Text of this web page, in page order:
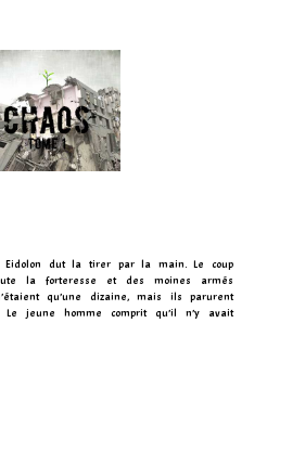
dut la tirer par la main. Le coup
la forteresse et des moines armés
qu’une dizaine, mais ils parurent
jeune homme comprit qu’il n’y avait